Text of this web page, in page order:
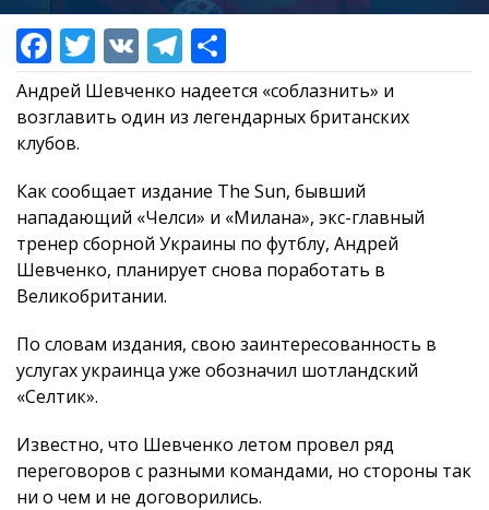
Андрей Шевченко надеется «соблазнить» и
возглавить один из легендарных британских
клубов.
Как сообщает издание The Sun, бывший
нападающий «Челси» и «Милана», экс-главный
тренер сборной Украины по футблу, Андрей
Шевченко, планирует снова поработать в
Великобритании.
По словам издания, cвою заинтересованность в
услугах украинца уже обозначил шотландский
«Селтик».
Известно, что Шевченко летом провел ряд
переговоров с разными командами, но стороны так
ни о чем и не договорились.